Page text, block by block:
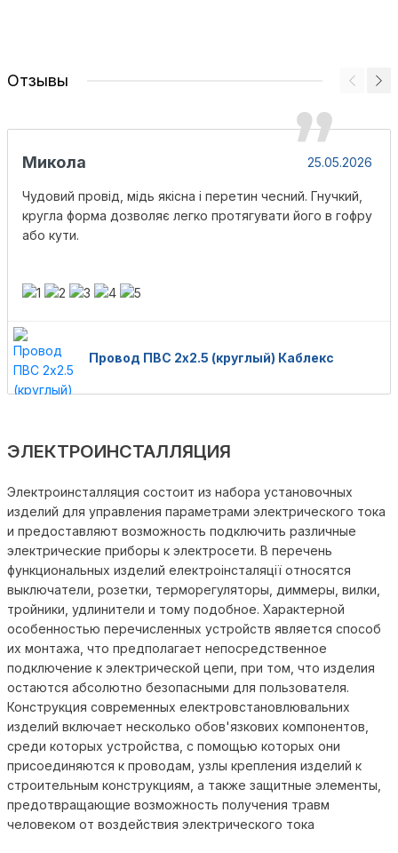
Отзывы
Микола 25.05.2026
Чудовий провід, мідь якісна і перетин чесний. Гнучкий,
кругла форма дозволяє легко протягувати його в гофру
або кути.
Провод ПВС 2х2.5 (круглый) Каблекс
ЭЛЕКТРОИНСТАЛЛЯЦИЯ
Электроинсталляция состоит из набора установочных
изделий для управления параметрами электрического тока
и предоставляют возможность подключить различные
электрические приборы к электросети. В перечень
функциональных изделий електроінсталяції относятся
выключатели, розетки, терморегуляторы, диммеры, вилки,
тройники, удлинители и тому подобное. Характерной
особенностью перечисленных устройств является способ
их монтажа, что предполагает непосредственное
подключение к электрической цепи, при том, что изделия
остаются абсолютно безопасными для пользователя.
Конструкция современных електровстановлювальних
изделий включает несколько обов'язкових компонентов,
среди которых устройства, с помощью которых они
присоединяются к проводам, узлы крепления изделий к
строительным конструкциям, а также защитные элементы,
предотвращающие возможность получения травм
человеком от воздействия электрического тока